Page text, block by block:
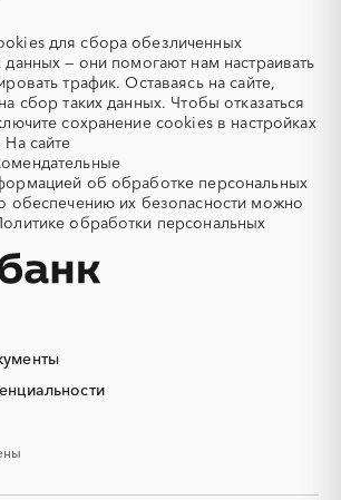
Аквариумы
Алкогольная продукция
Алмазная резка
Алюминиевые профили
Аммоний
Антенны
Антрацит
с
для сбора обезличенных
данных — они помогают нам настраивать
трафик. Оставаясь на сайте,
сбор таких данных. Чтобы отказаться
сохранение cookies в настройках
сайте
об обработке персональных
обеспечению их безопасности можно
обработки персональных